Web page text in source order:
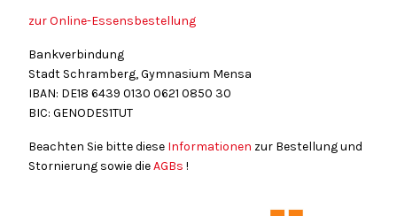
zur Online-Essensbestellung
Bankverbindung
Stadt Schramberg, Gymnasium Mensa
IBAN: DE18 6439 0130 0621 0850 30
BIC: GENODES1TUT
Beachten Sie bitte diese Informationen zur Bestellung und
Stornierung sowie dieAGBs !